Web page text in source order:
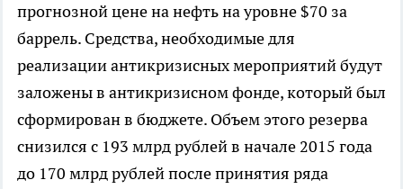
прогнозной цене на нефть на уровне $70 за
баррель. Средства, необходимые для
реализации антикризисных мероприятий будут
заложены в антикризисном фонде, который был
сформирован в бюджете. Объем этого резерва
снизился с 193 млрд рублей в начале 2015 года
до 170 млрд рублей после принятия ряда